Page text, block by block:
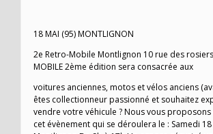
18 MAI (95) MONTLIGNON
2e Retro-Mobile Montlignon 10 rue des rosiers
MOBILE 2ème édition sera consacrée aux
voitures anciennes, motos et vélos anciens
êtes collectionneur passionné et souhaitez
vendre votre véhicule ? Nous vous
cet évènement qui se déroulera le : Samedi 18